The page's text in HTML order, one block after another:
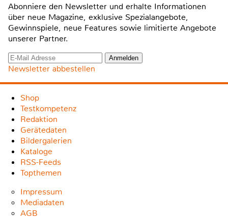
Abonniere den Newsletter und erhalte Informationen
über neue Magazine, exklusive Spezialangebote,
Gewinnspiele, neue Features sowie limitierte Angebote
unserer Partner.
Newsletter abbestellen
Shop
Testkompetenz
Redaktion
Gerätedaten
Bildergalerien
Kataloge
RSS-Feeds
Topthemen
Impressum
Mediadaten
AGB